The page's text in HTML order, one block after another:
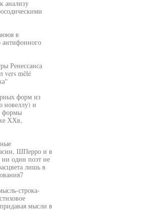
анализу
в
антифонного
Ренессанса
vers mêlé
форм из
новеллу) и
формы
ХХв,
ШПерро и в
один поэт не
лишь в
строка-
мысли в